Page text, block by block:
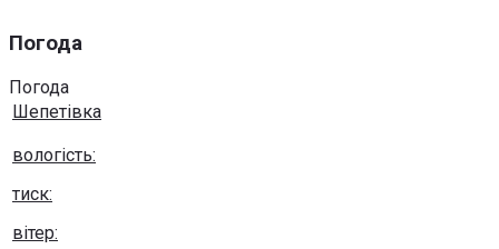
Погода
Погода
Шепетівка
вологість:
тиск:
вітер: